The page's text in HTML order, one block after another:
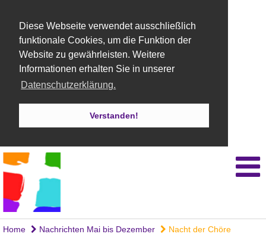
Diese Webseite verwendet ausschließlich
funktionale Cookies, um die Funktion der
Website zu gewährleisten. Weitere
Informationen erhalten Sie in unserer
Datenschutzerklärung.
Verstanden!
Home Nachrichten Mai bis Dezember Nacht der Chöre